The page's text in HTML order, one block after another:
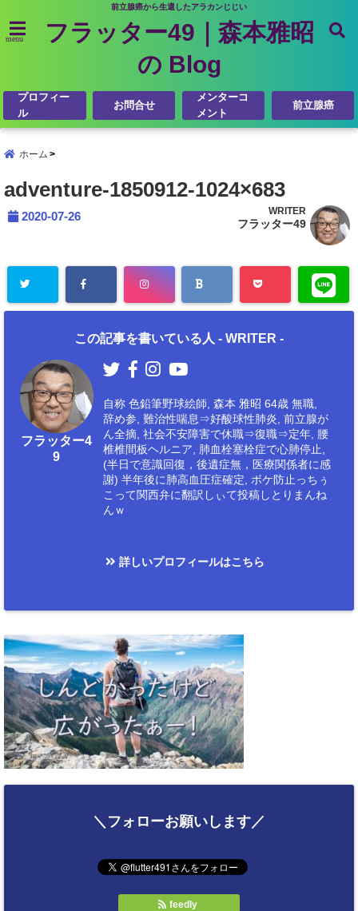
前立腺癌から生還したアラカンじじい
menu
フラッター49｜森本雅昭
の Blog
プロフィー
ル
お問合せ
メンターコ
メント
前立腺癌
ホーム
adventure-1850912-1024×683
2020-07-26 WRITER
フラッター49
この記事を書いている人 - WRITER -
フラッター4
9
自称 色鉛筆野球絵師, 森本 雅昭 64歳 無職,
辞め参, 難治性喘息⇒好酸球性肺炎, 前立腺が
ん全摘, 社会不安障害で休職⇒復職⇒定年, 腰
椎椎間板ヘルニア, 肺血栓塞栓症で心肺停止,
(半日で意識回復，後遺症無，医療関係者に感
謝) 半年後に肺高血圧症確定, ボケ防止っちぅ
こって関西弁に翻訳しぃて投稿しとりまんね
んｗ
詳しいプロフィールはこちら
＼フォローお願いします／
feedly